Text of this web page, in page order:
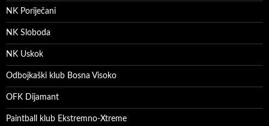
NK Poriječani
NK Sloboda
NK Uskok
Odbojkaški klub Bosna Visoko
OFK Dijamant
Paintball klub Ekstremno-Xtreme